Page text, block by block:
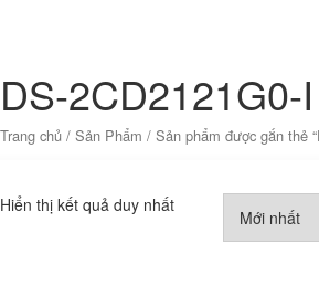
DS-2CD2121G0-I
Trang chủ / Sản Phẩm / Sản phẩm được gắn thẻ
Hiển thị kết quả duy nhất